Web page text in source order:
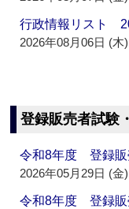
行政情報リスト
2026年08月06日 (木)
登録販売者試験
令和8年度 登録
2026年05月29日 (金)
令和8年度 登録